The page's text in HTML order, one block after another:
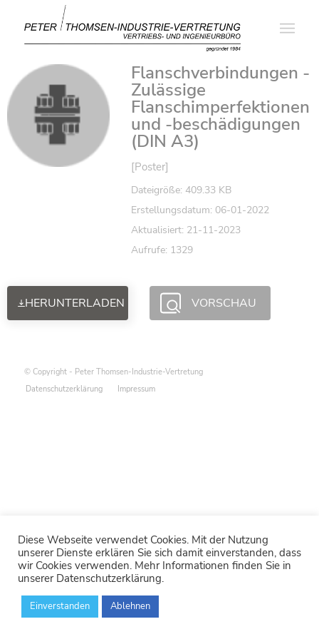
Flanschverbindungen -
Zulässige
Flanschimperfektionen
und -beschädigungen
(DIN A3)
[Poster]
Dateigröße: 409.33 KB
Erstellungsdatum: 06-01-2022
Aktualisiert: 21-11-2023
Aufrufe: 1329
HERUNTERLADEN VORSCHAU
© Copyright - Peter Thomsen-Industrie-Vertretung
Datenschutzerklärung
Impressum
Diese Webseite verwendet Cookies. Mit der Nutzung
unserer Dienste erklären Sie sich damit einverstanden, dass
wir Cookies verwenden. Mehr Informationen finden Sie in
unserer Datenschutzerklärung.
Einverstanden Ablehnen